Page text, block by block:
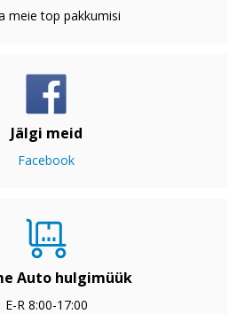
meie top pakkumisi
Jälgi meid
Facebook
Auto hulgimüük
E-R 8:00-17:00